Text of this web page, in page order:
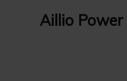
Aillio Power